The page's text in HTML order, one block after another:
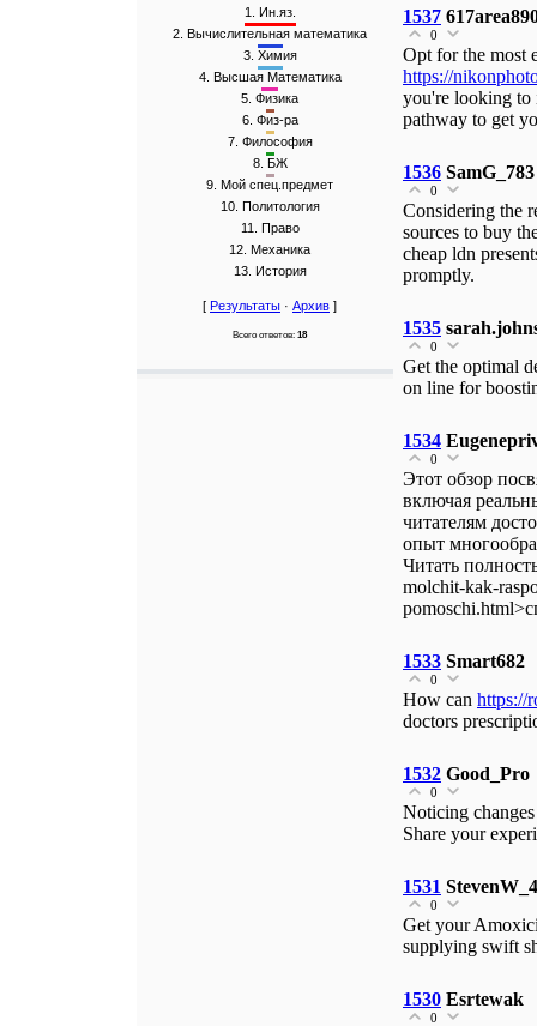
1. Ин.яз.
2. Вычислительная математика
3. Химия
4. Высшая Математика
5. Физика
6. Физ-ра
7. Философия
8. БЖ
9. Мой спец.предмет
10. Политология
11. Право
12. Механика
13. История
[ Результаты · Архив ]
Всего ответов: 18
1537
0
Opt for the most
https://
you're looking to
pathway to get
1536 SamG_783
0
Considering the
sources to buy
cheap ldn
promptly.
1535
0
Get the optimal
on line for
1534
0
Этот обзор
включая
читателям
опыт
Читать
molchit-kak-
1533 Smart682
0
How can https://
doctors
1532 Good_Pro
0
Noticing
Share your
1531
0
Get your
supplying swift
1530 Esrtewak
0